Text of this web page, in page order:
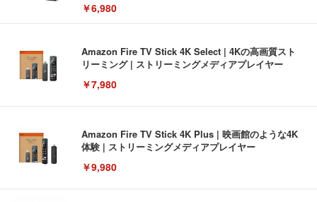
￥6,980
Amazon Fire TV Stick 4K Select | 4Kの高画質スト
リーミング | ストリーミングメディアプレイヤー
￥7,980
Amazon Fire TV Stick 4K Plus | 映画館のような4K
体験 | ストリーミングメディアプレイヤー
￥9,980